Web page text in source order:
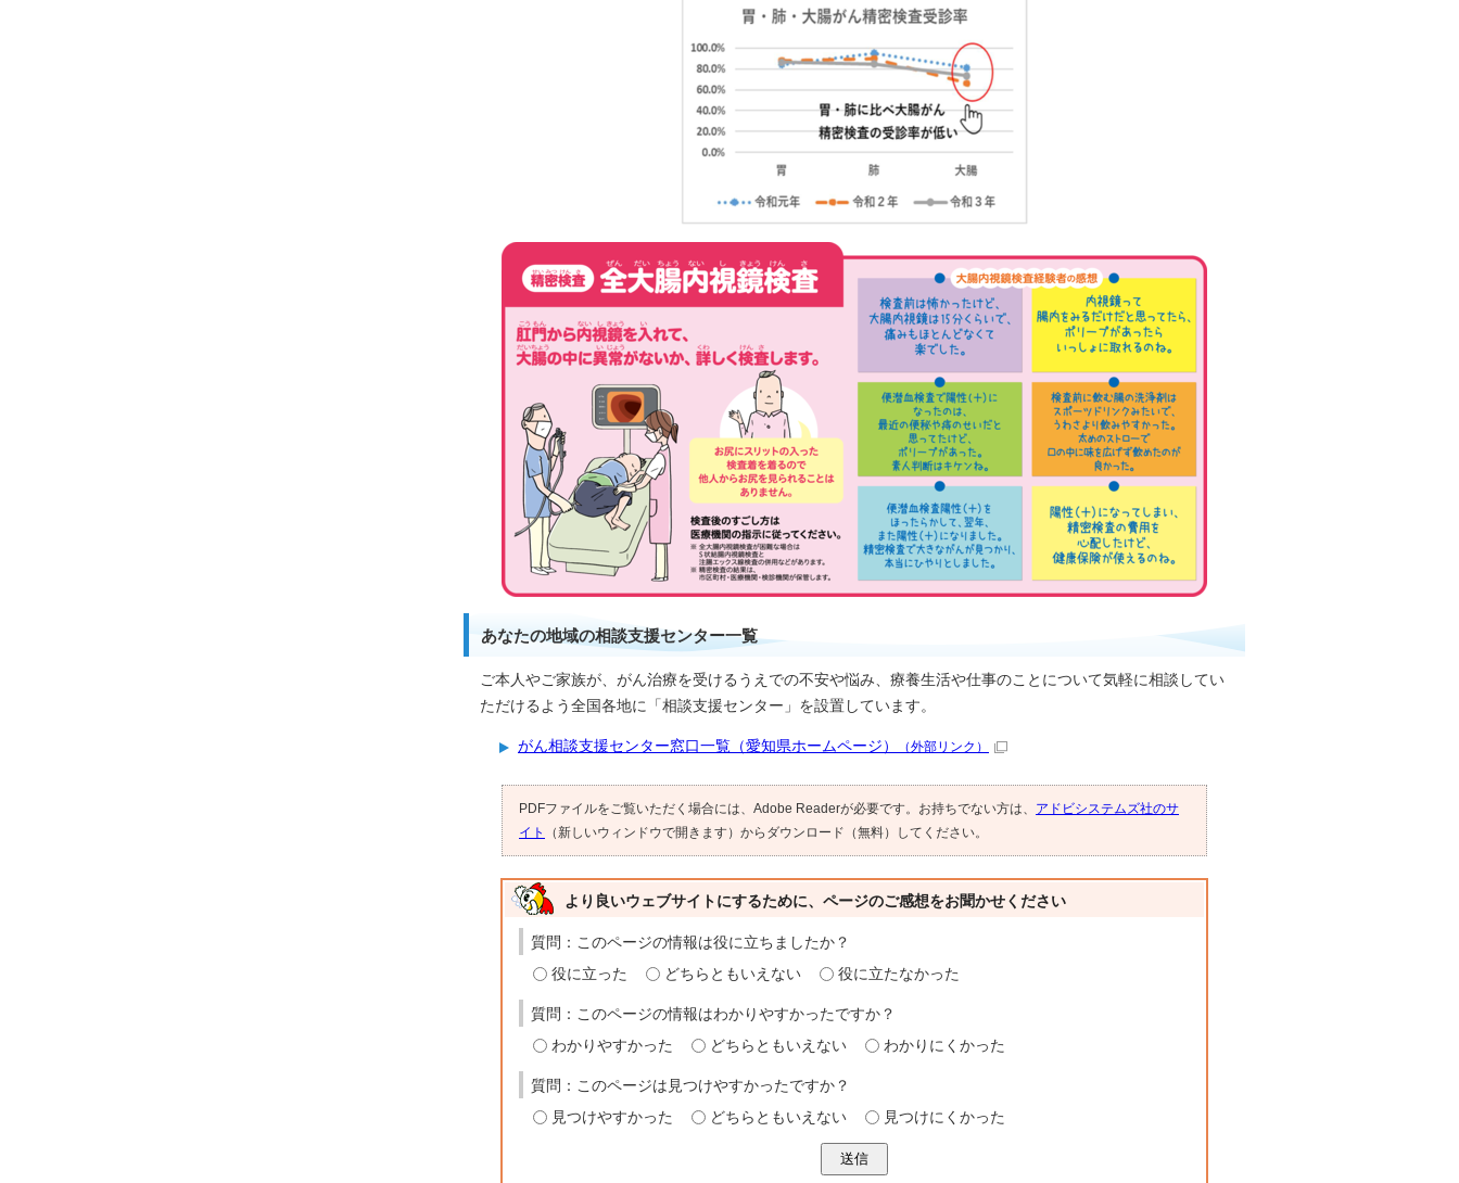
あなたの地域の相談支援センター一覧
ご本人やご家族が、がん治療を受けるうえでの不安や悩み、療養生活や仕事のことについて気軽に相談してい
ただけるよう全国各地に「相談支援センター」を設置しています。
がん相談支援センター窓口一覧（愛知県ホームページ） （外部リンク）
PDFファイルをご覧いただく場合には、Adobe Readerが必要です。お持ちでない方は、 アドビシステムズ社のサ
イト
（新しいウィンドウで開きます）からダウンロード（無料）してください。
より良いウェブサイトにするために、ページのご感想をお聞かせください
質問：このページの情報は役に立ちましたか？
役に立った
どちらともいえない 役に立たなかった
質問：このページの情報はわかりやすかったですか？
わかりやすかった
どちらともいえない わかりにくかった
質問：このページは見つけやすかったですか？
見つけやすかった
どちらともいえない 見つけにくかった
送信